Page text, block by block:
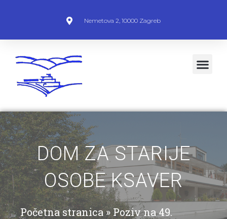
Nemetova 2, 10000 Zagreb
DOM ZA STARIJE
OSOBE KSAVER
Početna stranica»Poziv na 49.